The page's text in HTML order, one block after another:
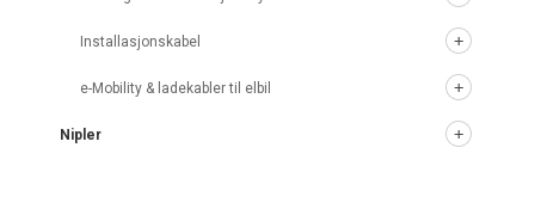
Installasjonskabel
e-Mobility & ladekabler til elbil
Nipler